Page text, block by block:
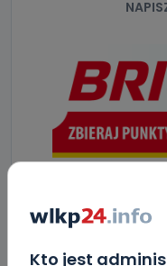
Kto jest